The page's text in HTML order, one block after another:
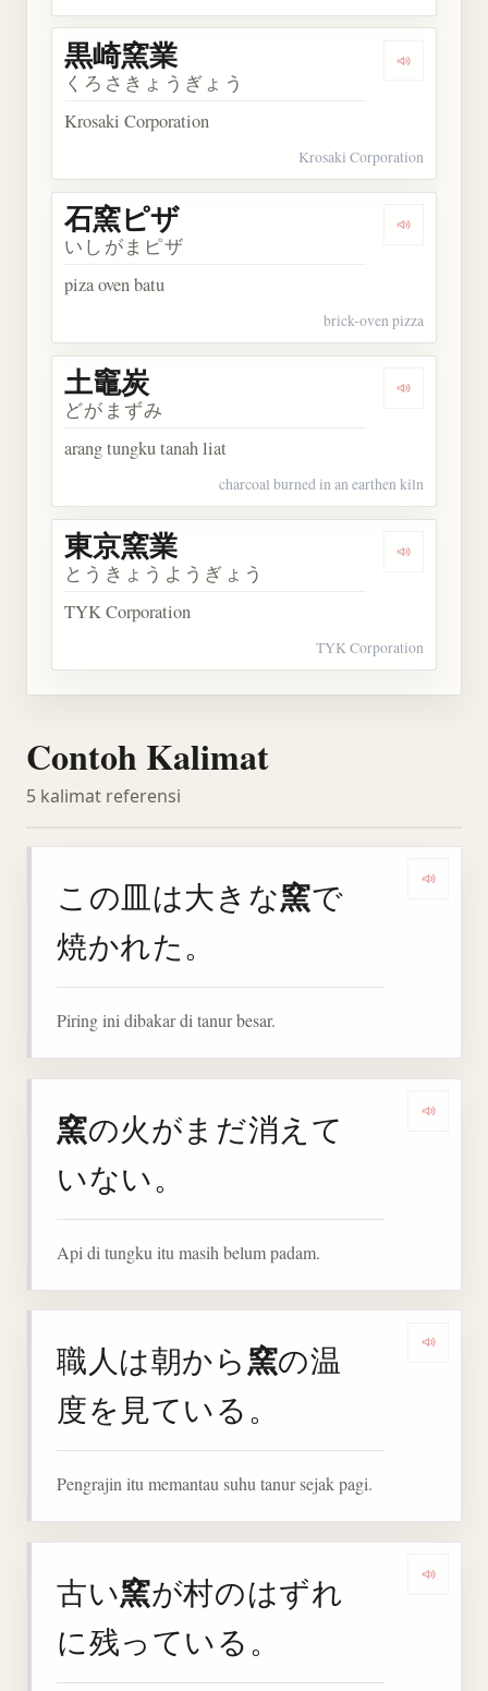
Dengarkan
黒崎窯業
くろさきょうぎょう
Krosaki Corporation
Krosaki Corporation
Dengarkan
石窯ピザ
いしがまピザ
piza oven batu
brick-oven pizza
Dengarkan
土竈炭
どがまずみ
arang tungku tanah liat
charcoal burned in an earthen kiln
Dengarkan
東京窯業
とうきょうようぎょう
TYK Corporation
TYK Corporation
Contoh Kalimat
5 kalimat referensi
この皿は大きな窯で
焼かれた。
Piring ini dibakar di tanur besar.
窯の火がまだ消えて
いない。
Api di tungku itu masih belum padam.
職人は朝から窯の温
度を見ている。
Pengrajin itu memantau suhu tanur sejak pagi.
古い窯が村のはずれ
に残っている。